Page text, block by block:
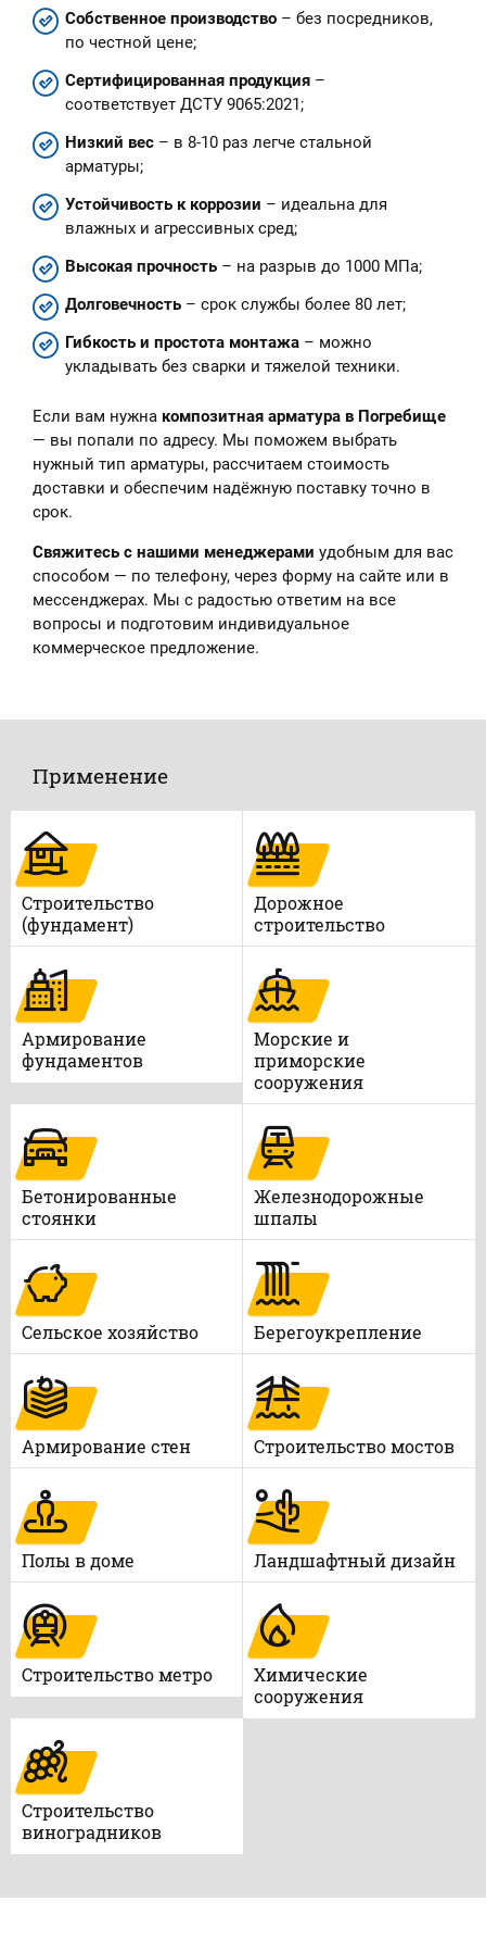
Собственное производство – без посредников,
по честной цене;
Сертифицированная продукция –
соответствует ДСТУ 9065:2021;
Низкий вес – в 8-10 раз легче стальной
арматуры;
Устойчивость к коррозии – идеальна для
влажных и агрессивных сред;
Высокая прочность – на разрыв до 1000 МПа;
Долговечность – срок службы более 80 лет;
Гибкость и простота монтажа – можно
укладывать без сварки и тяжелой техники.
Если вам нужна композитная арматура в Погребище
— вы попали по адресу. Мы поможем выбрать
нужный тип арматуры, рассчитаем стоимость
доставки и обеспечим надёжную поставку точно в
срок.
Свяжитесь с нашими менеджерами удобным для вас
способом — по телефону, через форму на сайте или в
мессенджерах. Мы с радостью ответим на все
вопросы и подготовим индивидуальное
коммерческое предложение.
Применение
Строительство
(фундамент)
Дорожное
строительство
Армирование
фундаментов
Морские и
приморские
сооружения
Бетонированные
стоянки
Железнодорожные
шпалы
Сельское хозяйство Берегоукрепление
Армирование стен Строительство мостов
Полы в доме Ландшафтный дизайн
Строительство метро
Химические
сооружения
Строительство
виноградников